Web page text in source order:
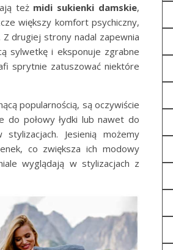
też midi sukienki damskie,
większy komfort psychiczny,
drugiej strony nadal zapewnia
sylwetkę i eksponuje zgrabne
sprytnie zatuszować niektóre
popularnością, są oczywiście
do połowy łydki lub nawet do
Jesienią możemy
co zwiększa ich modowy
wyglądają w stylizacjach z